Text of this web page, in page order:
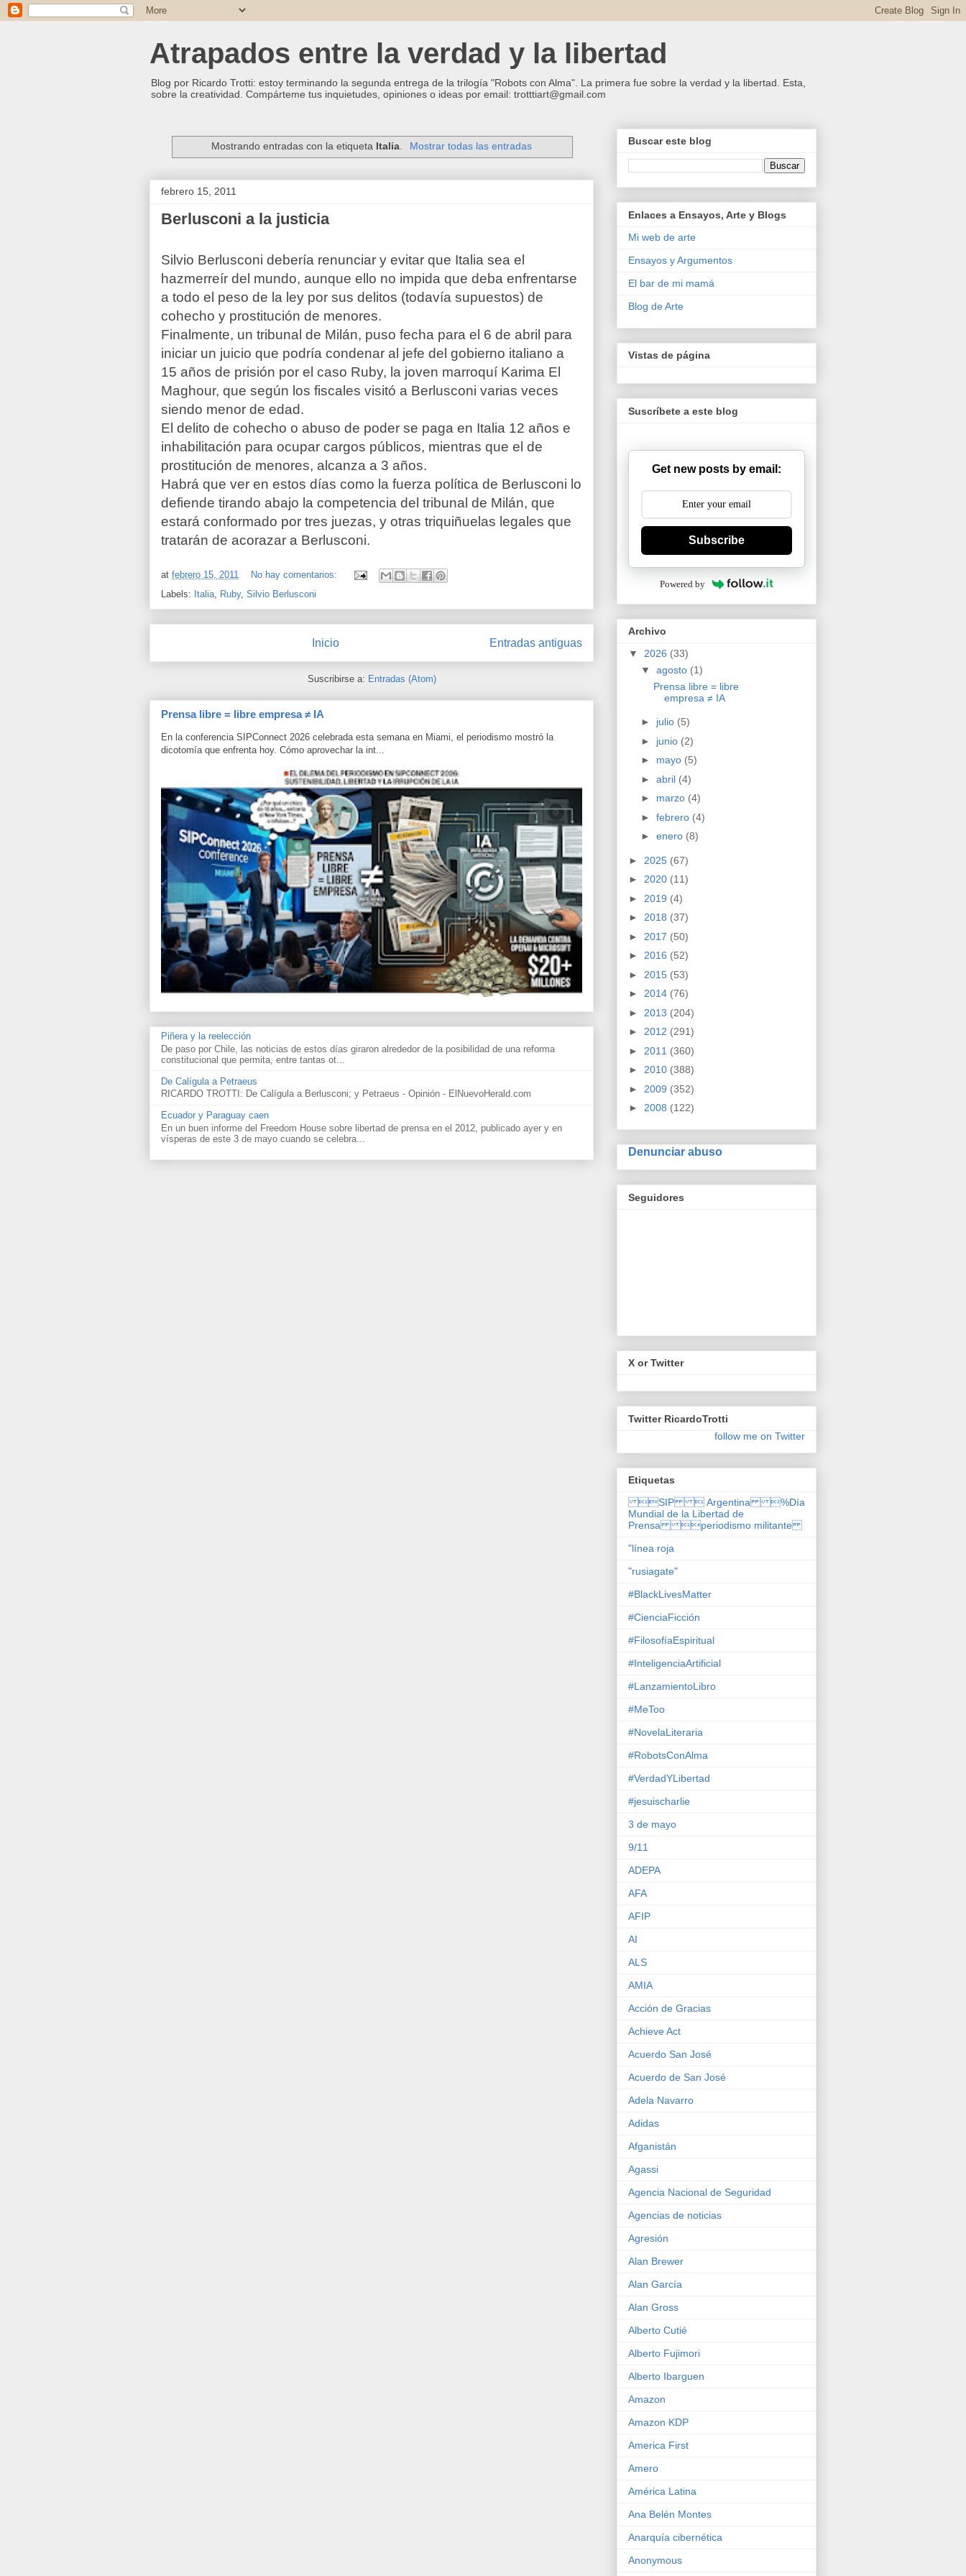
Atrapados entre la verdad y la libertad
Blog por Ricardo Trotti: estoy terminando la segunda entrega de la trilogía "Robots con Alma". La primera fue sobre la verdad y la libertad. Esta,
sobre la creatividad. Compárteme tus inquietudes, opiniones o ideas por email: trotttiart@gmail.com
Mostrando entradas con la etiqueta Italia. Mostrar todas las entradas
febrero 15, 2011
Berlusconi a la justicia
Silvio Berlusconi debería renunciar y evitar que Italia sea el
hazmerreír del mundo, aunque ello no impida que deba enfrentarse
a todo el peso de la ley por sus delitos (todavía supuestos) de
cohecho y prostitución de menores.
Finalmente, un tribunal de Milán, puso fecha para el 6 de abril para
iniciar un juicio que podría condenar al jefe del gobierno italiano a
15 años de prisión por el caso Ruby, la joven marroquí Karima El
Maghour, que según los fiscales visitó a Berlusconi varias veces
siendo menor de edad.
El delito de cohecho o abuso de poder se paga en Italia 12 años e
inhabilitación para ocupar cargos públicos, mientras que el de
prostitución de menores, alcanza a 3 años.
Habrá que ver en estos días como la fuerza política de Berlusconi lo
defiende tirando abajo la competencia del tribunal de Milán, que
estará conformado por tres juezas, y otras triquiñuelas legales que
tratarán de acorazar a Berlusconi.
at febrero 15, 2011
No hay comentarios:
Labels: Italia Ruby, Silvio Berlusconi
Entradas antiguas
Inicio
Suscribirse a: Entradas (Atom)
Prensa libre = libre empresa ≠ IA
En la conferencia SIPConnect 2026 celebrada esta semana en Miami, el periodismo mostró la
dicotomía que enfrenta hoy. Cómo aprovechar la int...
Piñera y la reelección
De paso por Chile, las noticias de estos días giraron alrededor de la posibilidad de una reforma
constitucional que permita, entre tantas ot...
De Calígula a Petraeus
RICARDO TROTTI: De Calígula a Berlusconi; y Petraeus - Opinión - ElNuevoHerald.com
Ecuador y Paraguay caen
En un buen informe del Freedom House sobre libertad de prensa en el 2012, publicado ayer y en
vísperas de este 3 de mayo cuando se celebra...
Buscar este blog
Enlaces a Ensayos, Arte y Blogs
Mi web de arte
Ensayos y Argumentos
El bar de mi mamá
Blog de Arte
Vistas de página
Suscríbete a este blog
Get new posts by email:
Subscribe
Powered by
Archivo
▼ 2026 (33)
▼ agosto (1)
Prensa libre = libre
empresa ≠ IA
► julio (5)
► junio (2)
► mayo (5)
► abril (4)
► marzo (4)
► febrero (4)
► enero (8)
► 2025 (67)
► 2020 (11)
► 2019 (4)
► 2018 (37)
► 2017 (50)
► 2016 (52)
► 2015 (53)
► 2014 (76)
► 2013 (204)
► 2012 (291)
► 2011 (360)
► 2010 (388)
► 2009 (352)
► 2008 (122)
Denunciar abuso
Seguidores
X or Twitter
Twitter RicardoTrotti
follow me on Twitter
Etiquetas
SIP  Argentina %Día
Mundial de la Libertad de
Prensa periodismo militante
"línea roja
"rusiagate"
#BlackLivesMatter
#CienciaFicción
#FilosofíaEspiritual
#InteligenciaArtificial
#LanzamientoLibro
#MeToo
#NovelaLiteraria
#RobotsConAlma
#VerdadYLibertad
#jesuischarlie
3 de mayo
9/11
ADEPA
AFA
AFIP
AI
ALS
AMIA
Acción de Gracias
Achieve Act
Acuerdo San José
Acuerdo de San José
Adela Navarro
Adidas
Afganistán
Agassi
Agencia Nacional de Seguridad
Agencias de noticias
Agresión
Alan Brewer
Alan García
Alan Gross
Alberto Cutié
Alberto Fujimori
Alberto Ibarguen
Amazon
Amazon KDP
America First
Amero
América Latina
Ana Belén Montes
Anarquía cibernética
Anonymous